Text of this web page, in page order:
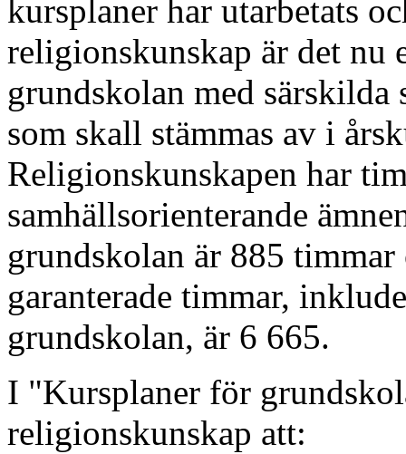
kursplaner har utarbetats
religionskunskap är det nu
grundskolan med särskilda
som skall stämmas av i
Religionskunskapen har
samhällsorienterande
grundskolan är 885
garanterade timmar,
grundskolan, är 6 665.
I "Kursplaner för
religionskunskap att: